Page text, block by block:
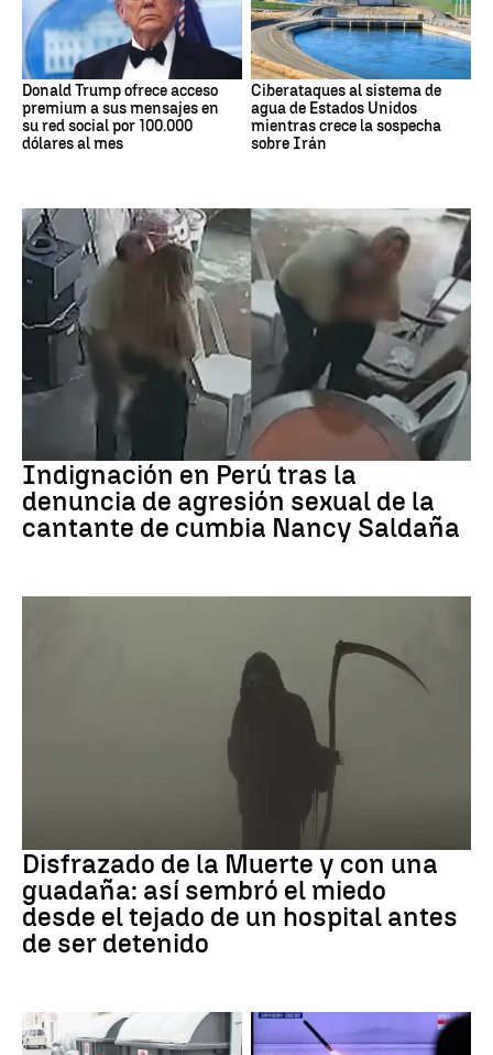
Donald Trump ofrece acceso
premium a sus mensajes en
su red social por 100.000
dólares al mes
Ciberataques al sistema de
agua de Estados Unidos
mientras crece la sospecha
sobre Irán
Indignación en Perú tras la
denuncia de agresión sexual de la
cantante de cumbia Nancy Saldaña
Disfrazado de la Muerte y con una
guadaña: así sembró el miedo
desde el tejado de un hospital antes
de ser detenido